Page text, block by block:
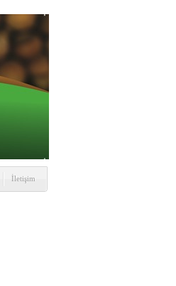
İletişim